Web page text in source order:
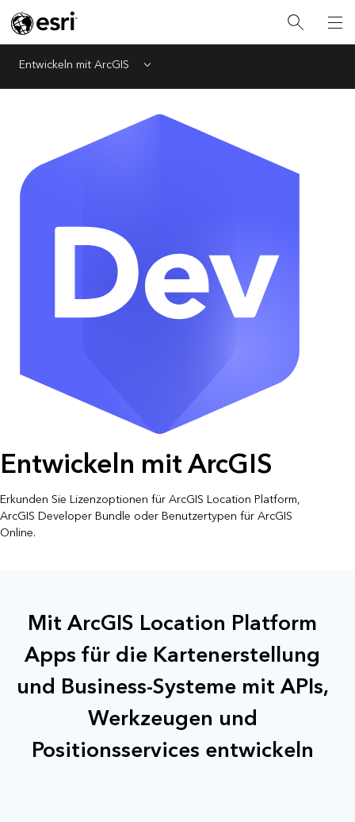
Entwickeln mit ArcGIS Menu
Entwickeln mit ArcGIS
Erkunden Sie Lizenzoptionen für ArcGIS Location Platform,
ArcGIS Developer Bundle oder Benutzertypen für ArcGIS
Online.
Mit ArcGIS Location Platform
Apps für die Kartenerstellung
und Business-Systeme mit APIs,
Werkzeugen und
Positionsservices entwickeln